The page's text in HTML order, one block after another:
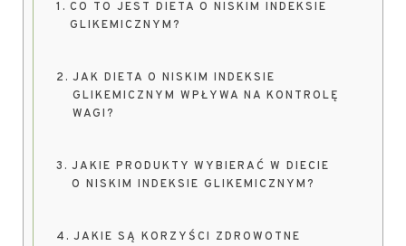
CO TO JEST DIETA O NISKIM INDEKSIE
GLIKEMICZNYM?
JAK DIETA O NISKIM INDEKSIE
GLIKEMICZNYM WPŁYWA NA KONTROLĘ
WAGI?
JAKIE PRODUKTY WYBIERAĆ W DIECIE
O NISKIM INDEKSIE GLIKEMICZNYM?
JAKIE SĄ KORZYŚCI ZDROWOTNE